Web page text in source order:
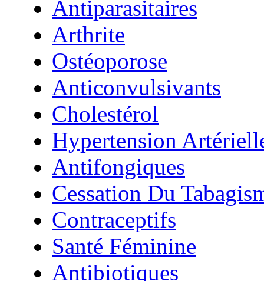
Antiparasitaires
Arthrite
Ostéoporose
Anticonvulsivants
Cholestérol
Hypertension
Antifongiques
Cessation Du
Contraceptifs
Santé Féminine
Antibiotiques